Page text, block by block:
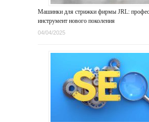
Машинки для стрижки фирмы JRL:
инструмент нового поколения
04/04/2025